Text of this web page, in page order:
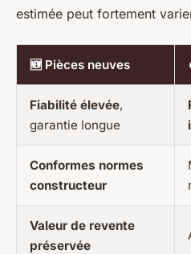
estimée peut fortement
🆕 Pièces neuves
Fiabilité élevée,
garantie longue
Conformes normes
constructeur
Valeur de revente
préservée